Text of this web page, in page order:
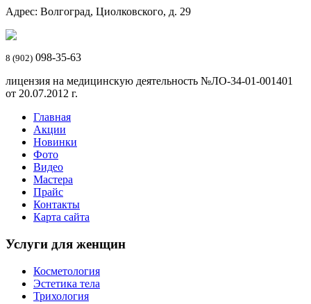
Адрес: Волгоград, Циолковского, д. 29
8 (902) 098-35-63
лицензия на медицинскую деятельность №ЛО-34-01-001401
от 20.07.2012 г.
Главная
Акции
Новинки
Фото
Видео
Мастера
Прайс
Контакты
Карта сайта
Услуги для женщин
Косметология
Эстетика тела
Трихология